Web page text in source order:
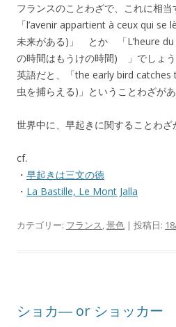
フランスのことわざで、これに相当
「l’avenir appartient à ceux qui se
未来がある)」 とか 「L’heure du
の時間はもうけの時間) 」でしょう
英語だと、「the early bird
虫を捕らえる)」ということわざがあ
世界中に、早起きに関することわざ
cf.
・ 早起きは三文の徳
・ La Bastille, Le Mont Jalla
カテゴリー: フランス,景色 | 投稿日:
ショカ― or ショッカー